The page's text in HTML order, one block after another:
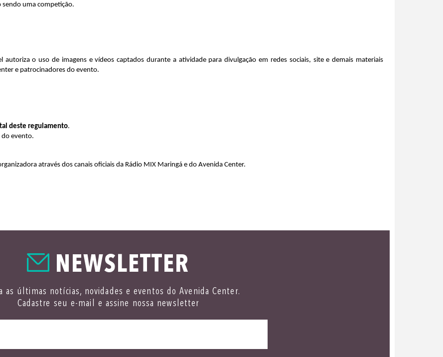
uma competição.
autoriza o uso de imagens e vídeos captados durante a atividade para divulgação em redes sociais, site e demais materiais
e patrocinadores do evento.
deste regulamento.
do evento.
através dos canais oficiais da Rádio MIX Maringá e do Avenida Center.
NEWSLETTER
as últimas notícias, novidades e eventos do Avenida Center.
Cadastre seu e-mail e assine nossa newsletter